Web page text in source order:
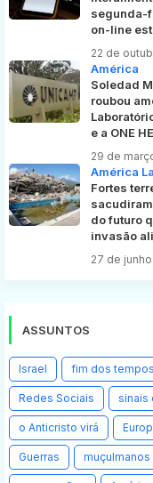
segunda-
on-line
22 de
América
Soledad
roubou
e a ONE
29 de
América
Fortes
do futuro
invasão
27 de
ASSUNTOS
Israel fim dos tempos
Redes Sociais sinais
o Anticristo virá
Guerras muçulmanos